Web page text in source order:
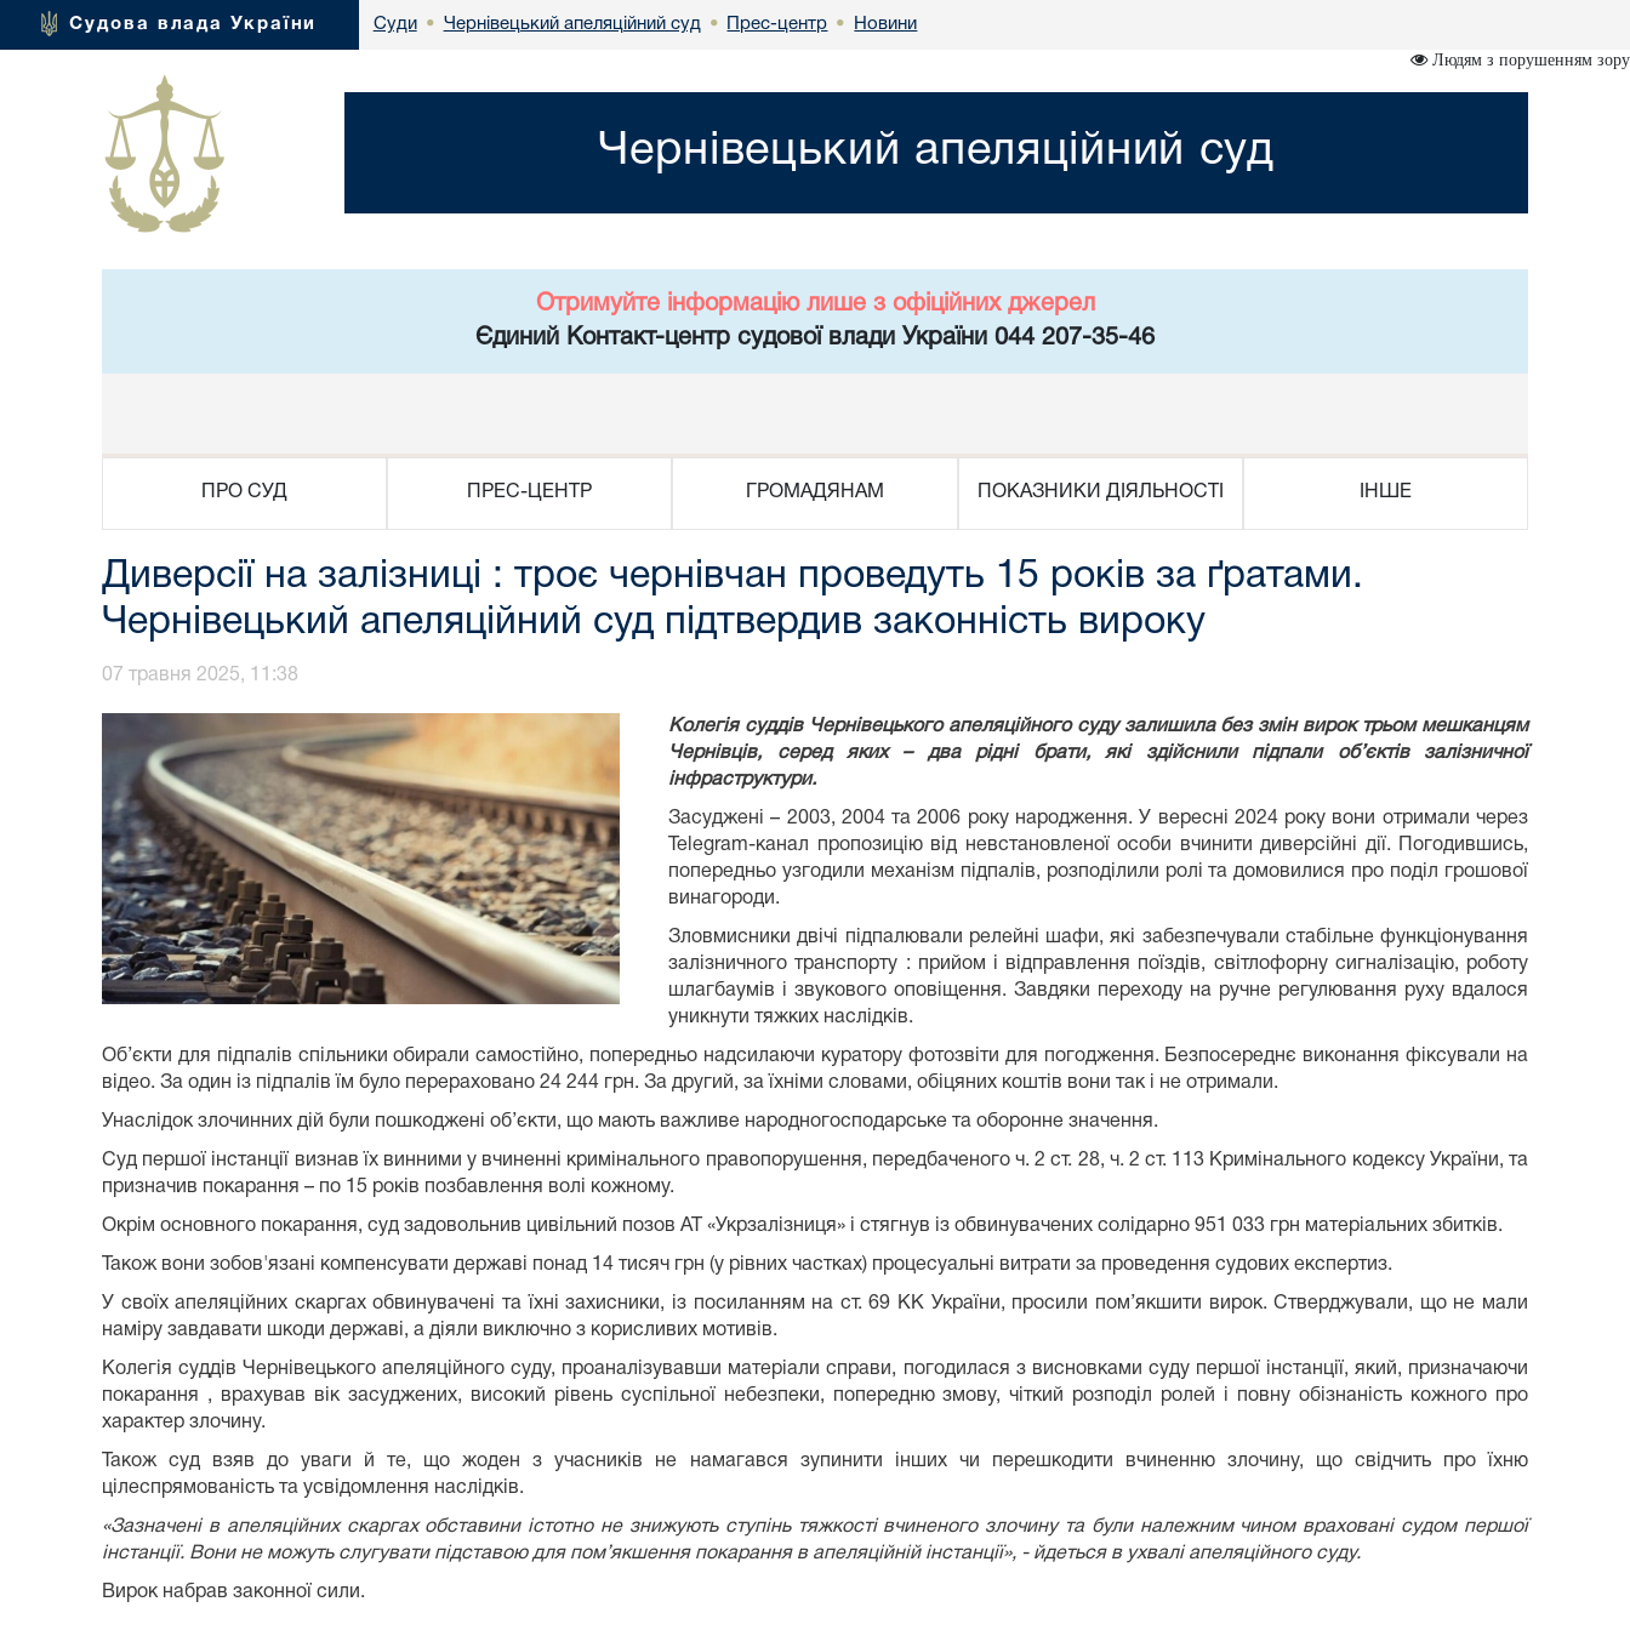
Судова влада України Суди • Чернівецький апеляційний суд • Прес-центр • Новини
Людям з порушенням зору
Чернівецький апеляційний суд
Отримуйте інформацію лише з офіційних джерел
Єдиний Контакт-центр судової влади України 044 207-35-46
ПРО СУД ПРЕС-ЦЕНТР ГРОМАДЯНАМ ПОКАЗНИКИ ДІЯЛЬНОСТІ ІНШЕ
Диверсії на залізниці : троє чернівчан проведуть 15 років за ґратами.
Чернівецький апеляційний суд підтвердив законність вироку
07 травня 2025, 11:38
Колегія суддів Чернівецького апеляційного суду залишила без змін вирок трьом мешканцям
Чернівців, серед яких – два рідні брати, які здійснили підпали об’єктів залізничної
інфраструктури.
Засуджені – 2003, 2004 та 2006 року народження. У вересні 2024 року вони отримали через
Telegram-канал пропозицію від невстановленої особи вчинити диверсійні дії. Погодившись,
попередньо узгодили механізм підпалів, розподілили ролі та домовилися про поділ грошової
винагороди.
Зловмисники двічі підпалювали релейні шафи, які забезпечували стабільне функціонування
залізничного транспорту : прийом і відправлення поїздів, світлофорну сигналізацію, роботу
шлагбаумів і звукового оповіщення. Завдяки переходу на ручне регулювання руху вдалося
уникнути тяжких наслідків.
Об’єкти для підпалів спільники обирали самостійно, попередньо надсилаючи куратору фотозвіти для погодження. Безпосереднє виконання фіксували на
відео. За один із підпалів їм було перераховано 24 244 грн. За другий, за їхніми словами, обіцяних коштів вони так і не отримали.
Унаслідок злочинних дій були пошкоджені об’єкти, що мають важливе народногосподарське та оборонне значення.
Суд першої інстанції визнав їх винними у вчиненні кримінального правопорушення, передбаченого ч. 2 ст. 28, ч. 2 ст. 113 Кримінального кодексу України, та
призначив покарання – по 15 років позбавлення волі кожному.
Окрім основного покарання, суд задовольнив цивільний позов АТ «Укрзалізниця» і стягнув із обвинувачених солідарно 951 033 грн матеріальних збитків.
Також вони зобов'язані компенсувати державі понад 14 тисяч грн (у рівних частках) процесуальні витрати за проведення судових експертиз.
У своїх апеляційних скаргах обвинувачені та їхні захисники, із посиланням на ст. 69 КК України, просили пом’якшити вирок. Стверджували, що не мали
наміру завдавати шкоди державі, а діяли виключно з корисливих мотивів.
Колегія суддів Чернівецького апеляційного суду, проаналізувавши матеріали справи, погодилася з висновками суду першої інстанції, який, призначаючи
покарання , врахував вік засуджених, високий рівень суспільної небезпеки, попередню змову, чіткий розподіл ролей і повну обізнаність кожного про
характер злочину.
Також суд взяв до уваги й те, що жоден з учасників не намагався зупинити інших чи перешкодити вчиненню злочину, що свідчить про їхню
цілеспрямованість та усвідомлення наслідків.
«Зазначені в апеляційних скаргах обставини істотно не знижують ступінь тяжкості вчиненого злочину та були належним чином враховані судом першої
інстанції. Вони не можуть слугувати підставою для пом’якшення покарання в апеляційній інстанції», - йдеться в ухвалі апеляційного суду.
Вирок набрав законної сили.